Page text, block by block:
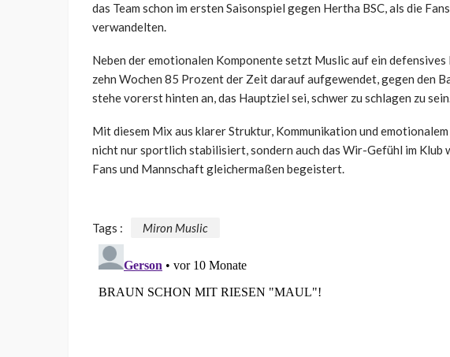
das Team schon im ersten Saisonspiel gegen Hertha BSC, als die
verwandelten.
Neben der emotionalen Komponente setzt Muslic auf ein defensives
zehn Wochen 85 Prozent der Zeit darauf aufgewendet, gegen den
stehe vorerst hinten an, das Hauptziel sei, schwer zu schlagen zu
Mit diesem Mix aus klarer Struktur, Kommunikation und
nicht nur sportlich stabilisiert, sondern auch das Wir-Gefühl im Klub
Fans und Mannschaft gleichermaßen begeistert.
Tags : Miron Muslic